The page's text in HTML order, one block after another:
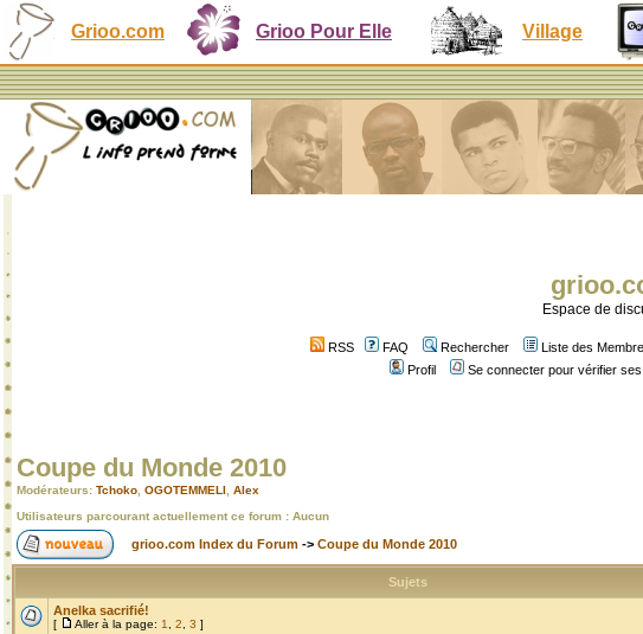
Grioo.com Grioo Pour Elle Village
Espace de
RSS FAQ Rechercher Liste des
Profil
Se connecter pour vérifier
Coupe du Monde 2010
Modérateurs: Tchoko OGOTEMMELI Alex
Utilisateurs parcourant actuellement ce forum : Aucun
grioo.com Index du Forum -> Coupe du Monde 2010
Sujets
Anelka sacrifié!
[ Aller à la page: 1 2 3 ]